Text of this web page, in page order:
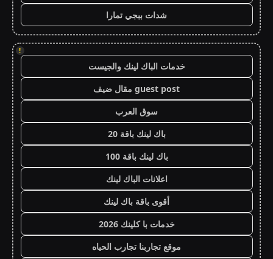
شدات ببجي تمارا
!
خدمات الباك لينك والجيست
guest post مقال ضيف
سوق العرب
باك لينك باقة 20
باك لينك باقة 100
اعلانات الباك لينك
أقوى باقة باك لينك
خدمات با كلينك 2026
موقع تجاربنا تجارب الحياه